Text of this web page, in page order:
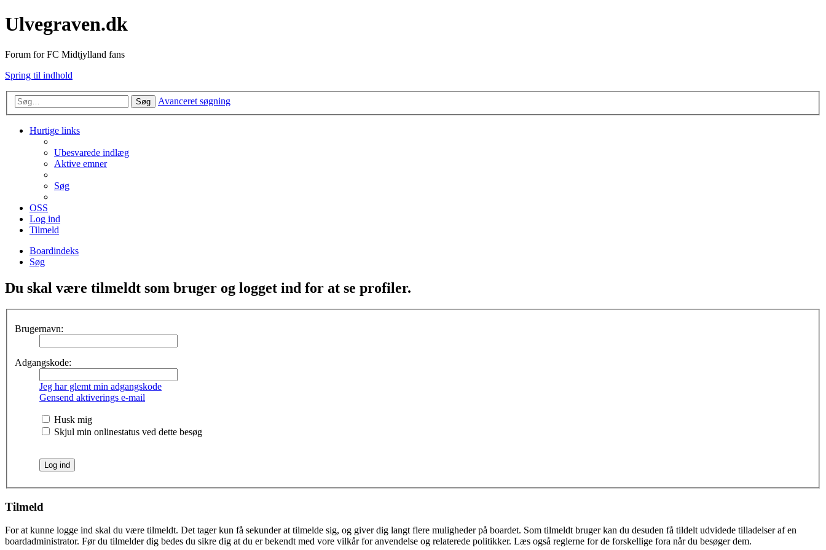
Ulvegraven.dk
Forum for FC Midtjylland fans
Spring til indhold
Søg Avanceret søgning
Hurtige links
Ubesvarede indlæg
Aktive emner
Søg
OSS
Log ind
Tilmeld
Boardindeks
Søg
Du skal være tilmeldt som bruger og logget ind for at se profiler.
Brugernavn:
Adgangskode:
Jeg har glemt min adgangskode
Gensend aktiverings e-mail
Husk mig
Skjul min onlinestatus ved dette besøg
Tilmeld
For at kunne logge ind skal du være tilmeldt. Det tager kun få sekunder at tilmelde sig, og giver dig langt flere muligheder på boardet. Som tilmeldt bruger kan du desuden få tildelt udvidede tilladelser af en
boardadministrator. Før du tilmelder dig bedes du sikre dig at du er bekendt med vore vilkår for anvendelse og relaterede politikker. Læs også reglerne for de forskellige fora når du besøger dem.